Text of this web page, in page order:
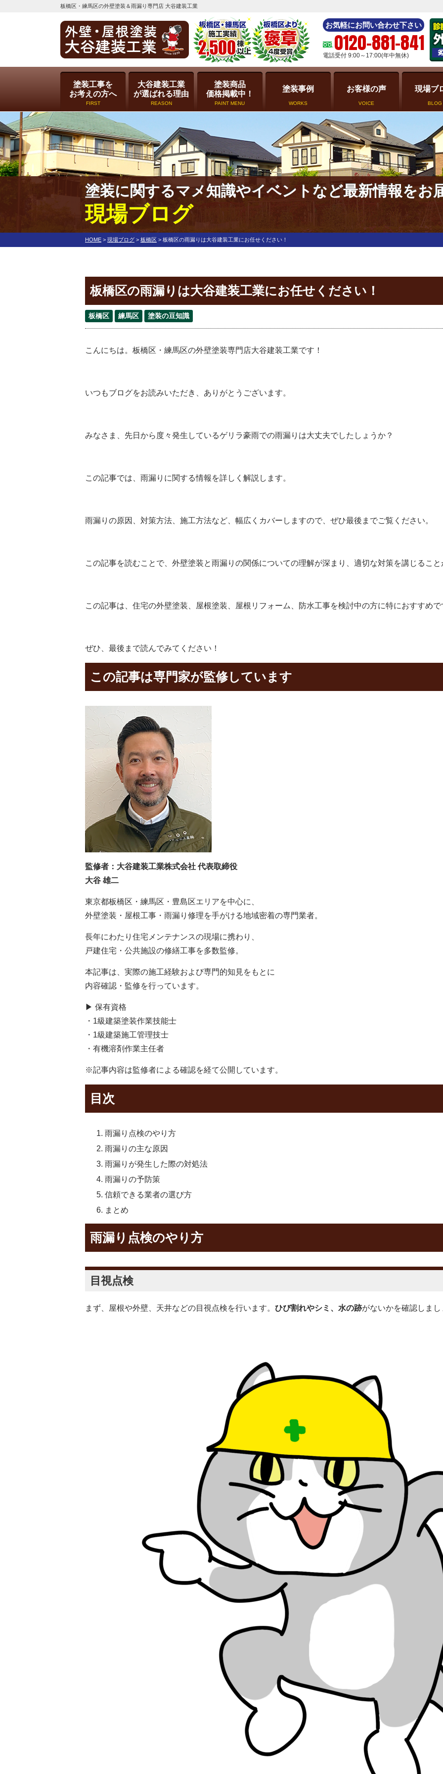
板橋区・練馬区の外壁塗装＆雨漏り専門店 大谷建装工業
お気軽にお問い合わせ下さい
0120-881-841
電話受付 9:00～17:00(年中無休)
塗装工事を
お考えの方へ
FIRST
大谷建装工業
が選ばれる理由
REASON
塗装商品
価格掲載中！
PAINT MENU
塗装事例
WORKS
お客様の声
VOICE
現場ブ
BLOG
塗装に関するマメ知識やイベントなど最新情報をお
現場ブログ
HOME > 現場ブログ > 板橋区 > 板橋区の雨漏りは大谷建装工業にお任せください！
板橋区の雨漏りは大谷建装工業にお任せください！
板橋区 練馬区 塗装の豆知識
こんにちは。板橋区・練馬区の外壁塗装専門店大谷建装工業です！
いつもブログをお読みいただき、ありがとうございます。
みなさま、先日から度々発生しているゲリラ豪雨での雨漏りは大丈夫でしたしょうか？
この記事では、雨漏りに関する情報を詳しく解説します。
雨漏りの原因、対策方法、施工方法など、幅広くカバーしますので、ぜひ最後までご覧ください。
この記事を読むことで、外壁塗装と雨漏りの関係についての理解が深まり、適切な対策を講じるこ
この記事は、住宅の外壁塗装、屋根塗装、屋根リフォーム、防水工事を検討中の方に特におすすめで
ぜひ、最後まで読んでみてください！
この記事は専門家が監修しています
監修者：大谷建装工業株式会社 代表取締役
大谷 雄二
東京都板橋区・練馬区・豊島区エリアを中心に、
外壁塗装・屋根工事・雨漏り修理を手がける地域密着の専門業者。
長年にわたり住宅メンテナンスの現場に携わり、
戸建住宅・公共施設の修繕工事を多数監修。
本記事は、実際の施工経験および専門的知見をもとに
内容確認・監修を行っています。
▶ 保有資格
・1級建築塗装作業技能士
・1級建築施工管理技士
・有機溶剤作業主任者
※記事内容は監修者による確認を経て公開しています。
目次
雨漏り点検のやり方
雨漏りの主な原因
雨漏りが発生した際の対処法
雨漏りの予防策
信頼できる業者の選び方
まとめ
雨漏り点検のやり方
目視点検
まず、屋根や外壁、天井などの目視点検を行います。 ひび割れやシミ、水の跡がないかを確認しまし